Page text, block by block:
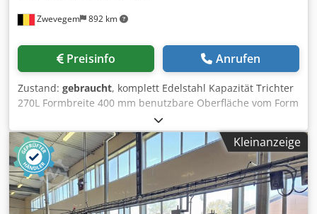
Zwevegem 892 km
Preisinfo Anrufen
Zustand: gebraucht, komplett Edelstahl Kapazität Trichter
270L Formbreite 400 mm benutzbare Oberfläche vom Form
370 x 130 mm Maximalvolumen pro Takt : ± 1,47 Kg
maximum 50 Takte / Minute (Je nach Produkt, Form,
Temperatur und Maschineneinstellungen) Gesamtleistung
8 kW Luftverbrauch ± 300 L / Min. fahrbar stufenlose
Geschwindigkeit 3x400v 50hz Abmessungen (L x B x H) : ±
2.200 x 1.000 x 2.100 mm Cjdpfezkg Imox Aqverf Gewicht
1200 kg MC-Steuerung mit “bridge breaker”
Kleinanzeige